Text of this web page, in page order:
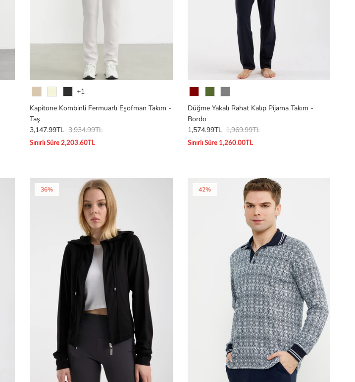
Renk
+1
Kapitone Kombinli Fermuarlı Eşofman Takım -
Taş
3,147.99TL 3,934.99TL
Sınırlı Süre 2,203.60TL
Renk
Düğme Yakalı Rahat Kalıp Pijama Takım -
Bordo
1,574.99TL 1,969.99TL
Sınırlı Süre 1,260.00TL
36% 42%